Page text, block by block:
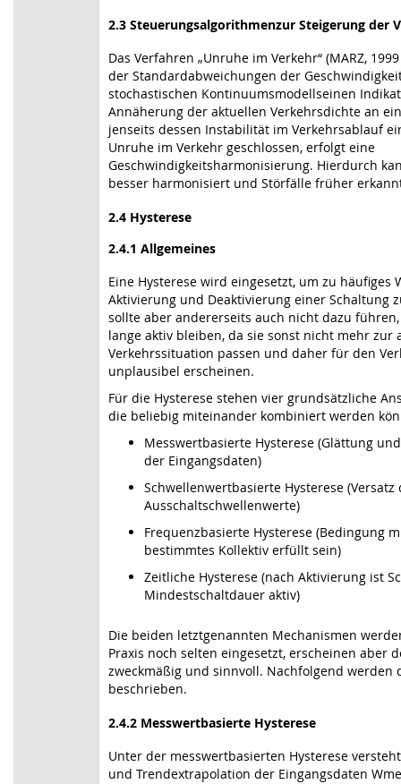
2.3 Steuerungsalgorithmenzur Steigerung der
Das Verfahren „Unruhe im Verkehr“ (MARZ,
der Standardabweichungen der
stochastischen Kontinuumsmodellseinen
Annäherung der aktuellen Verkehrsdichte an
jenseits dessen Instabilität im Verkehrsablauf
Unruhe im Verkehr geschlossen, erfolgt eine
Geschwindigkeitsharmonisierung. Hierdurch
besser harmonisiert und Störfälle früher
2.4 Hysterese
2.4.1 Allgemeines
Eine Hysterese wird eingesetzt, um zu häufiges
Aktivierung und Deaktivierung einer Schaltung
sollte aber andererseits auch nicht dazu
lange aktiv bleiben, da sie sonst nicht mehr zur
Verkehrssituation passen und daher für den
unplausibel erscheinen.
Für die Hysterese stehen vier grundsätzliche
die beliebig miteinander kombiniert werden
Messwertbasierte Hysterese (Glättung
der Eingangsdaten)
Schwellenwertbasierte Hysterese (Versatz
Ausschaltschwellenwerte)
Frequenzbasierte Hysterese (Bedingung
bestimmtes Kollektiv erfüllt sein)
Zeitliche Hysterese (nach Aktivierung ist
Mindestschaltdauer aktiv)
Die beiden letztgenannten Mechanismen
Praxis noch selten eingesetzt, erscheinen aber
zweckmäßig und sinnvoll. Nachfolgend werden
beschrieben.
2.4.2 Messwertbasierte Hysterese
Unter der messwertbasierten Hysterese
und Trendextrapolation der Eingangsdaten